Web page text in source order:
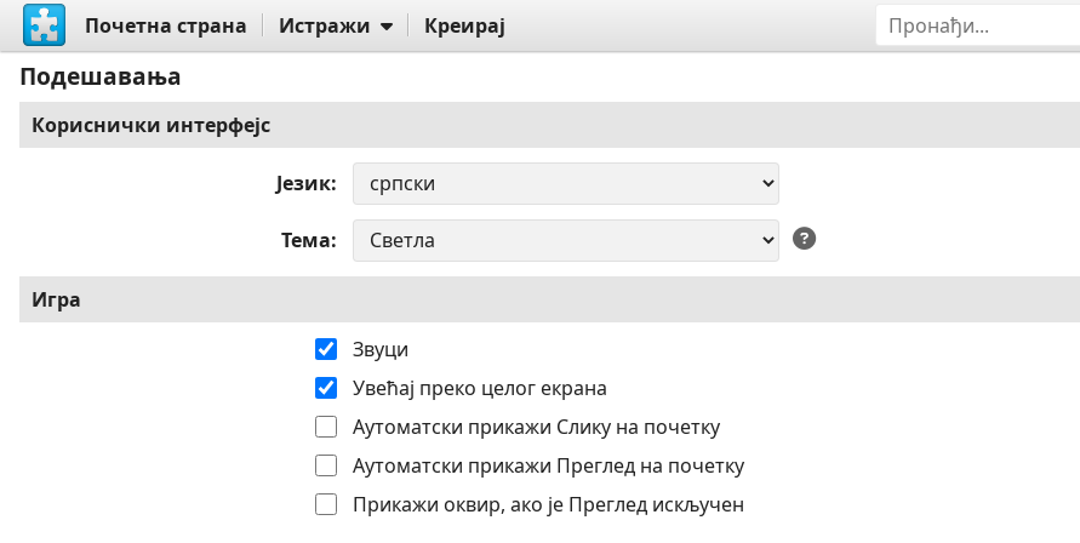
Почетна страна Истражи Креирај
Подешавања
Кориснички интерфејс
Језик
Тема
Игра
Звуци
Увећај преко целог екрана
Аутоматски прикажи Слику на почетку
Аутоматски прикажи Преглед на почетку
Прикажи оквир, ако је Преглед искључен